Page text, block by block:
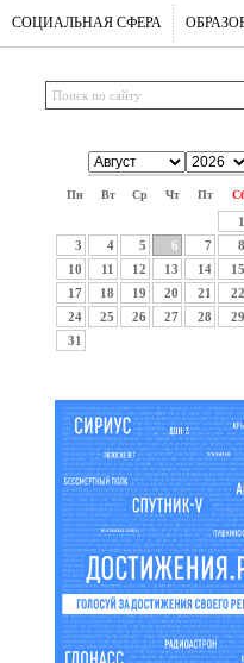
СОЦИАЛЬНАЯ СФЕРА
Пн Вт Ср Чт Пт
1
3
4 5 6 7 8
10
11 12 13 14 15
17
18 19 20 21 22
24
25 26 27 28 29
31